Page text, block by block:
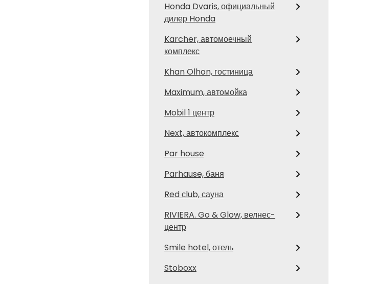
Honda Dvaris, официальный
дилер Honda
Karcher, автомоечный
комплекс
Khan Olhon, гостиница
Maximum, автомойка
Mobil 1 центр
Next, автокомплекс
Par house
Parhause, баня
Red сlub, сауна
RIVIERA. Go & Glow, велнес-
центр
Smile hotel, отель
Stoboxx